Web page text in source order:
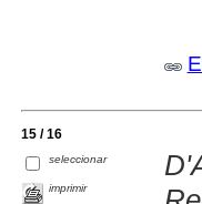
15 / 16
seleccionar
imprimir